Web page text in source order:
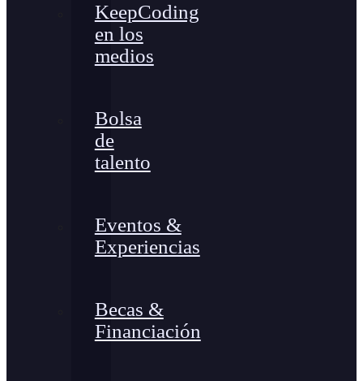
KeepCoding
en los
medios
Bolsa
de
talento
Eventos &
Experiencias
Becas &
Financiación